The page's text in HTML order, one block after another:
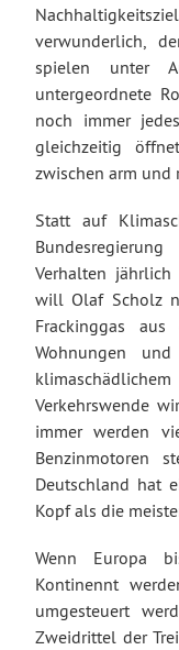
verwunderlich,
spielen unter
untergeordnete
noch immer
gleichzeitig
zwischen arm und
Statt auf
Verhalten
will Olaf Scholz
Frackinggas
Wohnungen
Verkehrswende
immer werden
Benzinmotoren
Deutschland hat
Kopf als die
Wenn Europa
Kontinennt
umgesteuert
Zweidrittel der